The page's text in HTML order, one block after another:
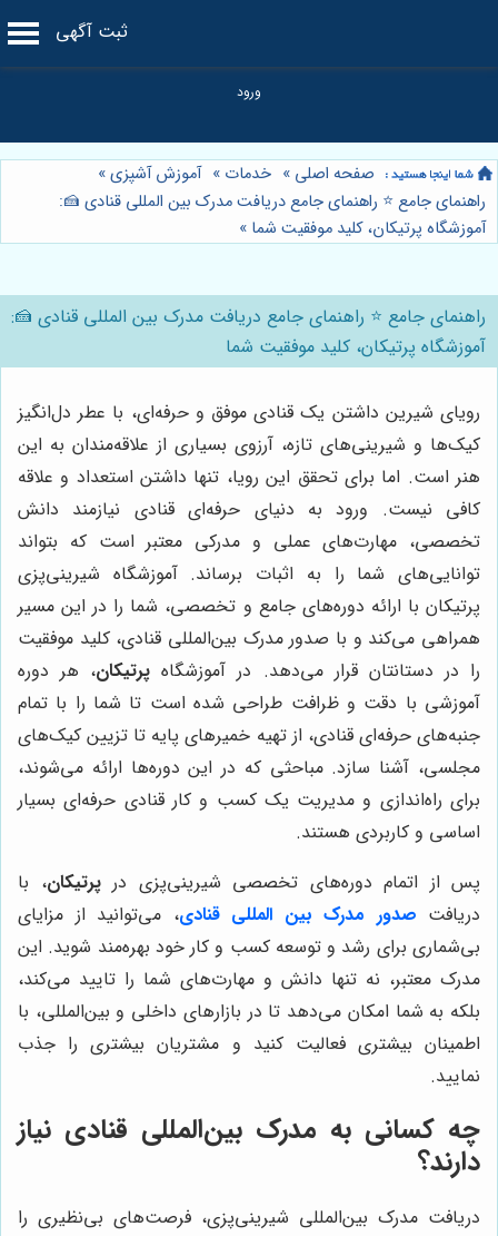
ثبت آگهی
صفحه اصلی » خدمات » آموزش آشپزی»
راهنمای جامع ⭐️ راهنمای جامع دریافت مدرک بین المللی قنادی 🍰:
آموزشگاه پرتیکان، کلید موفقیت شما »
راهنمای جامع ⭐️ راهنمای جامع دریافت مدرک بین المللی قنادی 🍰:
آموزشگاه پرتیکان، کلید موفقیت شما
رویای شیرین داشتن یک قنادی موفق و حرفه‌ای، با عطر دل‌انگیز
کیک‌ها و شیرینی‌های تازه، آرزوی بسیاری از علاقه‌مندان به این
هنر است. اما برای تحقق این رویا، تنها داشتن استعداد و علاقه
کافی نیست. ورود به دنیای حرفه‌ای قنادی نیازمند دانش
تخصصی، مهارت‌های عملی و مدرکی معتبر است که بتواند
توانایی‌های شما را به اثبات برساند. آموزشگاه شیرینی‌پزی
پرتیکان با ارائه دوره‌های جامع و تخصصی، شما را در این مسیر
همراهی می‌کند و با صدور مدرک بین‌المللی قنادی، کلید موفقیت
را در دستانتان قرار می‌دهد. در آموزشگاه پرتیکان، هر دوره
آموزشی با دقت و ظرافت طراحی شده است تا شما را با تمام
جنبه‌های حرفه‌ای قنادی، از تهیه خمیرهای پایه تا تزیین کیک‌های
مجلسی، آشنا سازد. مباحثی که در این دوره‌ها ارائه می‌شوند،
برای راه‌اندازی و مدیریت یک کسب و کار قنادی حرفه‌ای بسیار
اساسی و کاربردی هستند.
پس از اتمام دوره‌های تخصصی شیرینی‌پزی درپرتیکان، با
دریافت صدور مدرک بین المللی قنادی، می‌توانید از مزایای
بی‌شماری برای رشد و توسعه کسب و کار خود بهره‌مند شوید. این
مدرک معتبر، نه تنها دانش و مهارت‌های شما را تایید می‌کند،
بلکه به شما امکان می‌دهد تا در بازارهای داخلی و بین‌المللی، با
اطمینان بیشتری فعالیت کنید و مشتریان بیشتری را جذب
نمایید.
چه کسانی به مدرک بین‌المللی قنادی نیاز
دارند؟
دریافت مدرک بین‌المللی شیرینی‌پزی، فرصت‌های بی‌نظیری را